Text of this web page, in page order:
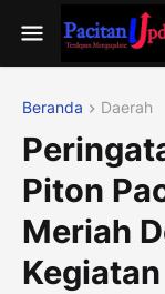
Beranda Daerah
Piton
Meriah